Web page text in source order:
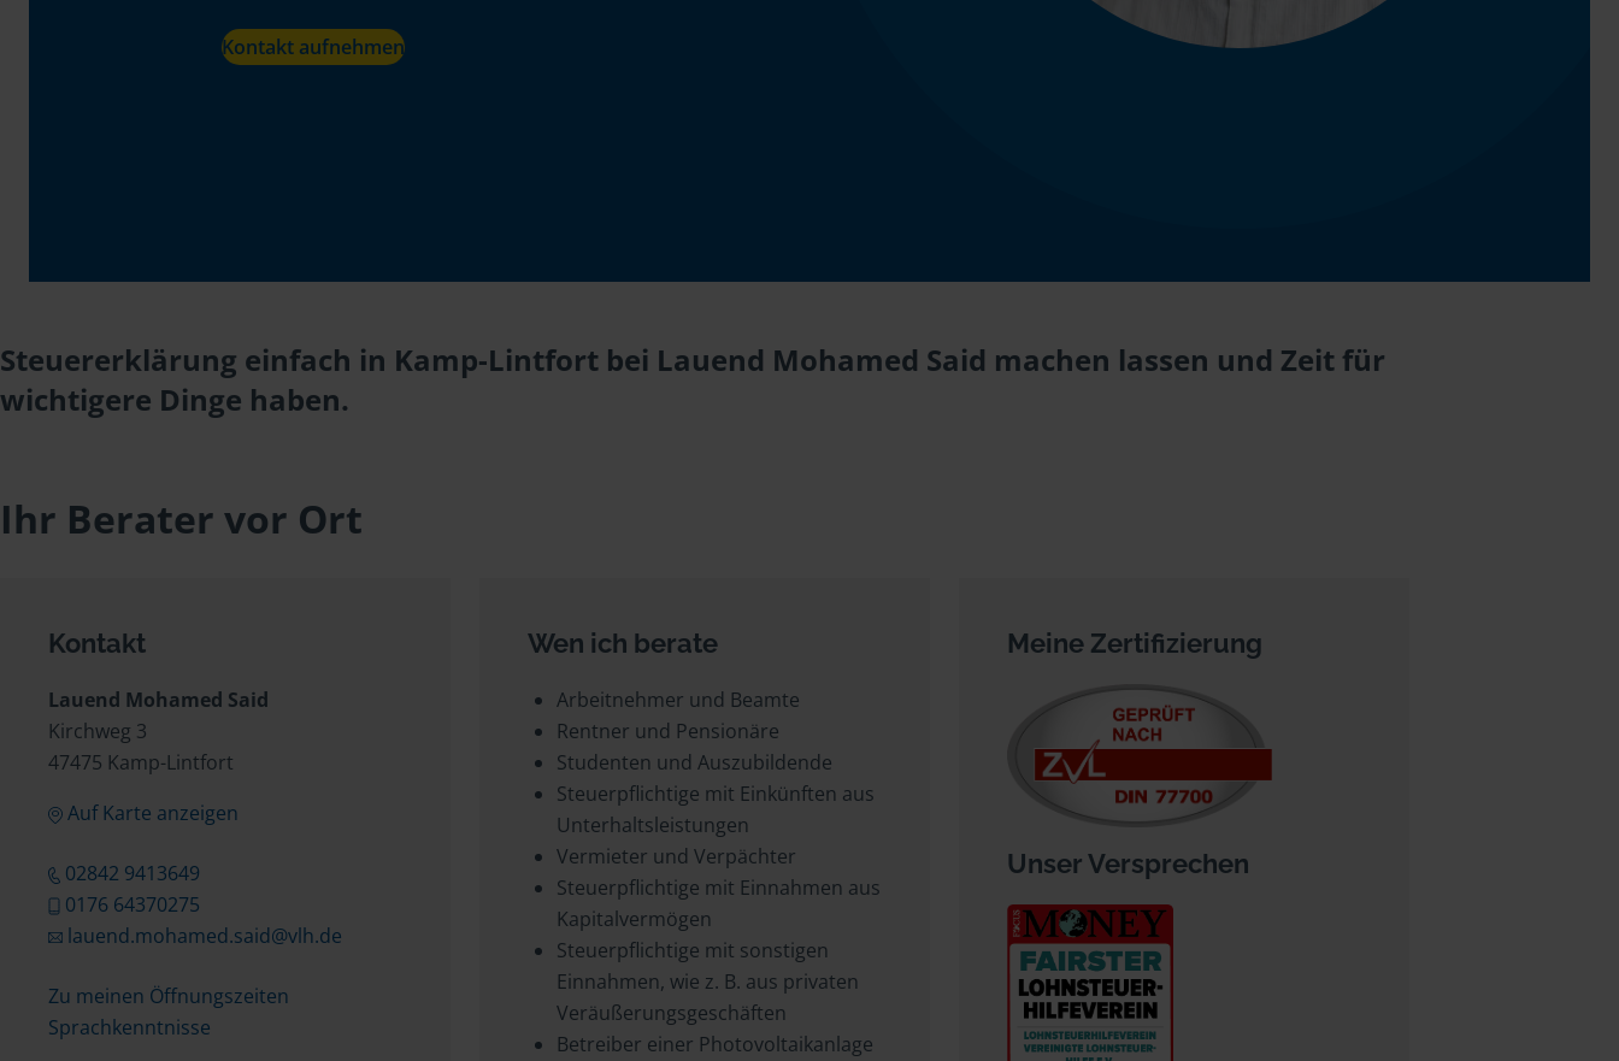
Kontakt aufnehmen
Steuererklärung einfach in Kamp-Lintfort bei Lauend Mohamed Said machen lassen und Zeit für
wichtigere Dinge haben.
Ihr Berater vor Ort
Kontakt
Lauend Mohamed Said
Kirchweg 3
47475 Kamp-Lintfort
Auf Karte anzeigen
02842 9413649
0176 64370275
lauend.mohamed.said@vlh.de
Zu meinen Öffnungszeiten
Sprachkenntnisse
Wen ich berate
Arbeitnehmer und Beamte
Rentner und Pensionäre
Studenten und Auszubildende
Steuerpflichtige mit Einkünften aus
Unterhaltsleistungen
Vermieter und Verpächter
Steuerpflichtige mit Einnahmen aus
Kapitalvermögen
Steuerpflichtige mit sonstigen
Einnahmen, wie z. B. aus privaten
Veräußerungsgeschäften
Betreiber einer Photovoltaikanlage
Meine Zertifizierung
Unser Versprechen